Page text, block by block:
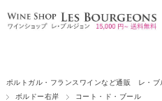
ポルトガル・フランスワインなど通販 レ・ブ
ボルドー右岸
コート・ド・ブール